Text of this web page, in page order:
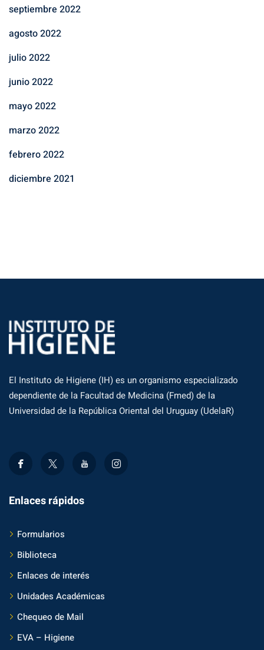
septiembre 2022
agosto 2022
julio 2022
junio 2022
mayo 2022
marzo 2022
febrero 2022
diciembre 2021
El Instituto de Higiene (IH) es un organismo especializado
dependiente de la Facultad de Medicina (Fmed) de la
Universidad de la República Oriental del Uruguay (UdelaR)
Enlaces rápidos
Formularios
Biblioteca
Enlaces de interés
Unidades Académicas
Chequeo de Mail
EVA – Higiene